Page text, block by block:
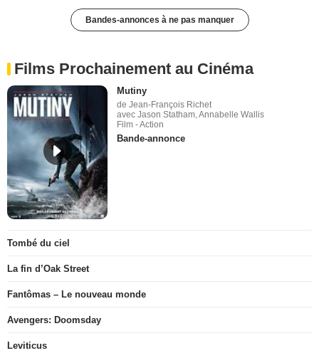
Bandes-annonces à ne pas manquer
Films Prochainement au Cinéma
Mutiny
de Jean-François Richet
avec Jason Statham, Annabelle Wallis
Film - Action
Bande-annonce
Tombé du ciel
La fin d’Oak Street
Fantômas – Le nouveau monde
Avengers: Doomsday
Leviticus